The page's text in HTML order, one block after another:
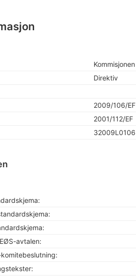
Kommisjonen
Direktiv
2009/106/EF
2001/112/EF
32009L0106
avtalen: